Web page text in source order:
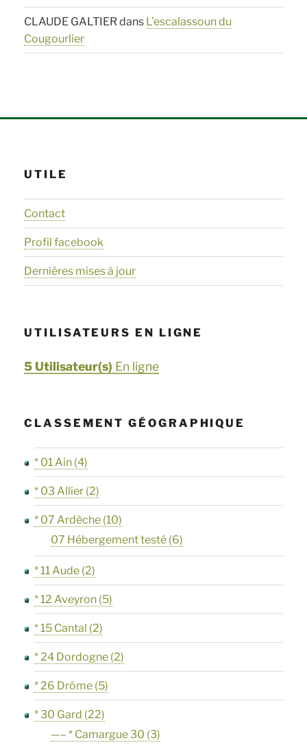
CLAUDE GALTIERdans L’escalassoun du
Cougourlier
UTILE
Contact
Profil facebook
Dernières mises à jour
UTILISATEURS EN LIGNE
5 Utilisateur(s) En ligne
CLASSEMENT GÉOGRAPHIQUE
* 01 Ain (4)
* 03 Allier (2)
* 07 Ardèche (10)
07 Hébergement testé (6)
* 11 Aude (2)
* 12 Aveyron (5)
* 15 Cantal (2)
* 24 Dordogne (2)
* 26 Drôme (5)
* 30 Gard (22)
—– * Camargue 30 (3)